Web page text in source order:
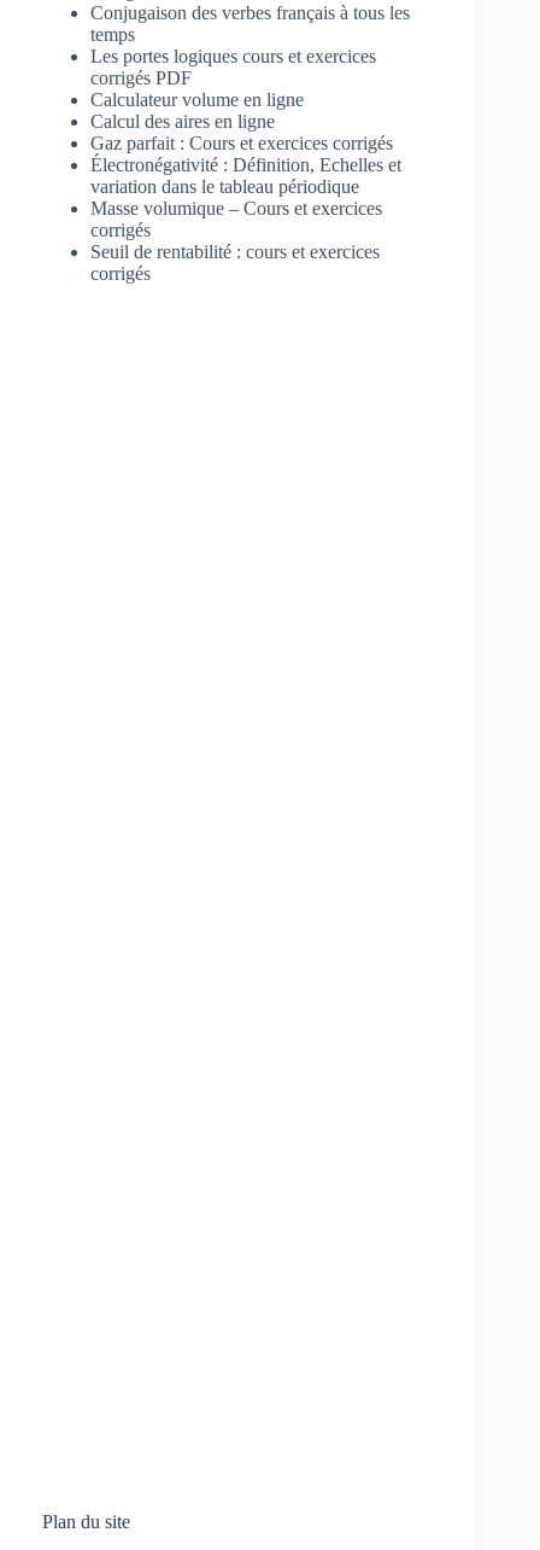
Conjugaison des verbes français à tous les
temps
Les portes logiques cours et exercices
corrigés PDF
Calculateur volume en ligne
Calcul des aires en ligne
Gaz parfait : Cours et exercices corrigés
Électronégativité : Définition, Echelles et
variation dans le tableau périodique
Masse volumique – Cours et exercices
corrigés
Seuil de rentabilité : cours et exercices
corrigés
Plan du site